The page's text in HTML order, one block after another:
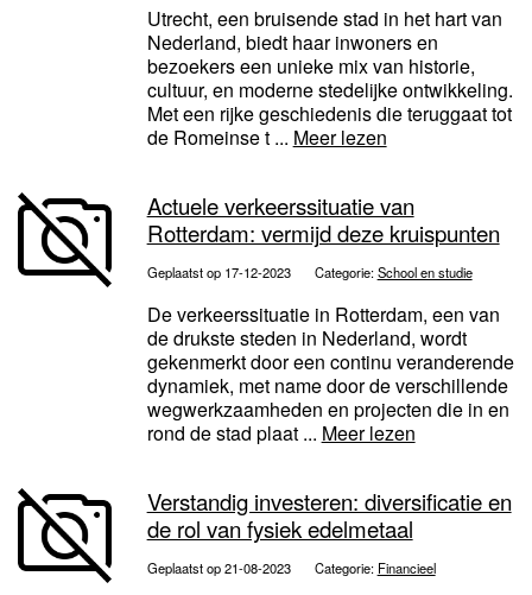
Utrecht, een bruisende stad in het hart van
Nederland, biedt haar inwoners en
bezoekers een unieke mix van historie,
cultuur, en moderne stedelijke ontwikkeling.
Met een rijke geschiedenis die teruggaat tot
de Romeinse t ... Meer lezen
Actuele verkeerssituatie van
Rotterdam: vermijd deze kruispunten
Geplaatst op 17-12-2023 Categorie:School en studie
De verkeerssituatie in Rotterdam, een van
de drukste steden in Nederland, wordt
gekenmerkt door een continu veranderende
dynamiek, met name door de verschillende
wegwerkzaamheden en projecten die in en
rond de stad plaat ... Meer lezen
Verstandig investeren: diversificatie en
de rol van fysiek edelmetaal
Geplaatst op 21-08-2023 Categorie: Financieel